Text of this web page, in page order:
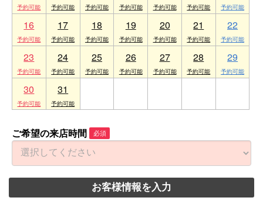
16 17 18 19 20 21 22
23 24 25 26 27 28 29
30 31
ご希望の来店時間 必須
お客様情報を入力